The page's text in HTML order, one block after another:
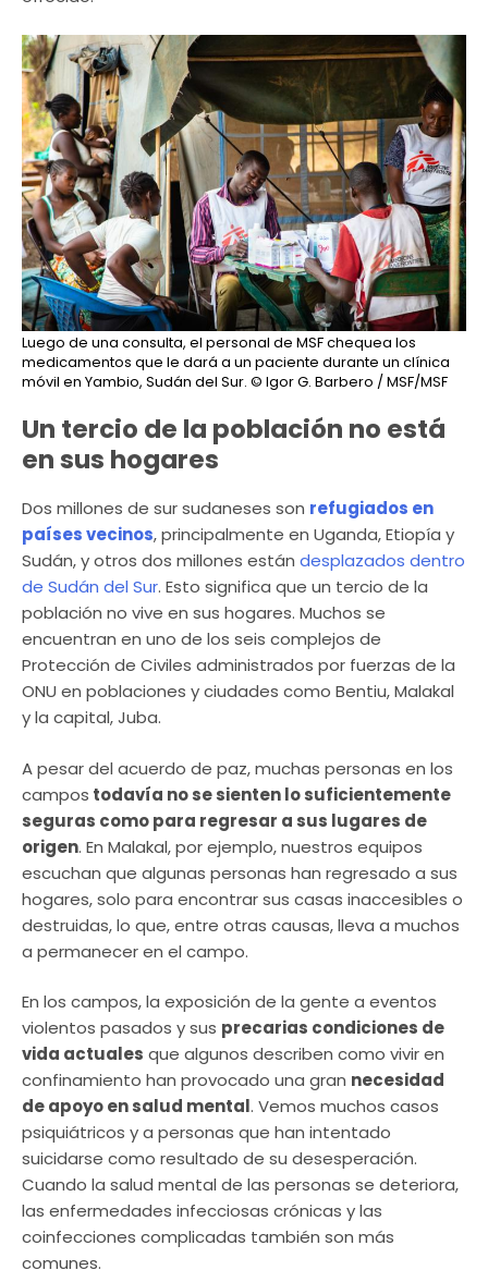
Luego de una consulta, el personal de MSF chequea los
medicamentos que le dará a un paciente durante un clínica
móvil en Yambio, Sudán del Sur. © Igor G. Barbero / MSF/MSF
Un tercio de la población no está
en sus hogares
Dos millones de sur sudaneses son refugiados en
países vecinos, principalmente en Uganda, Etiopía y
Sudán, y otros dos millones están desplazados dentro
de Sudán del Sur. Esto significa que un tercio de la
población no vive en sus hogares. Muchos se
encuentran en uno de los seis complejos de
Protección de Civiles administrados por fuerzas de la
ONU en poblaciones y ciudades como Bentiu, Malakal
y la capital, Juba.
A pesar del acuerdo de paz, muchas personas en los
campos todavía no se sienten lo suficientemente
seguras como para regresar a sus lugares de
origen. En Malakal, por ejemplo, nuestros equipos
escuchan que algunas personas han regresado a sus
hogares, solo para encontrar sus casas inaccesibles o
destruidas, lo que, entre otras causas, lleva a muchos
a permanecer en el campo.
En los campos, la exposición de la gente a eventos
violentos pasados y sus precarias condiciones de
vida actuales que algunos describen como vivir en
confinamiento han provocado una gran necesidad
de apoyo en salud mental. Vemos muchos casos
psiquiátricos y a personas que han intentado
suicidarse como resultado de su desesperación.
Cuando la salud mental de las personas se deteriora,
las enfermedades infecciosas crónicas y las
coinfecciones complicadas también son más
comunes.